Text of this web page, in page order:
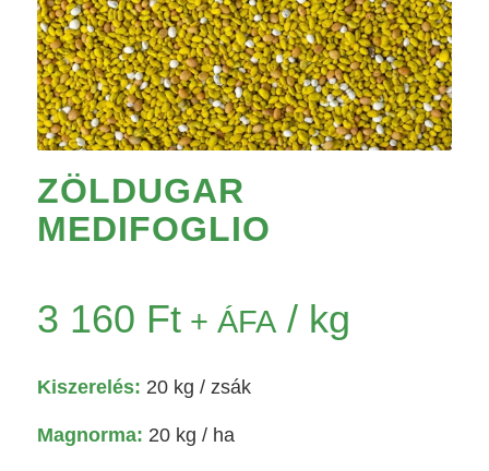
ZÖLDUGAR
MEDIFOGLIO
3 160 Ft+ ÁFA/ kg
Kiszerelés: 20 kg / zsák
Magnorma: 20 kg / ha